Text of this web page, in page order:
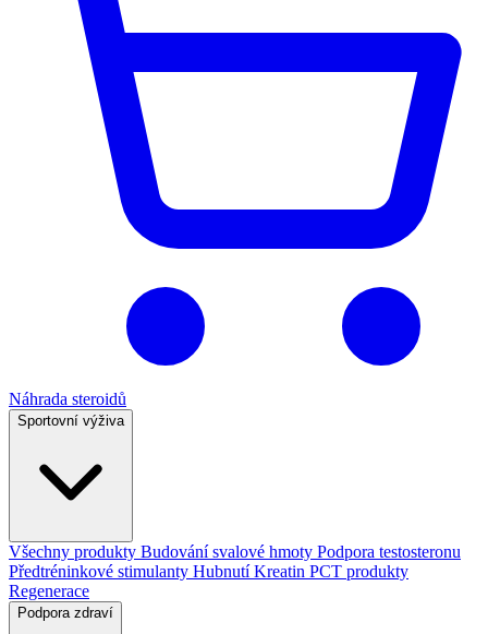
Náhrada steroidů
Sportovní výživa
Všechny produkty Budování svalové hmoty Podpora testosteronu
Předtréninkové stimulanty HubnutíKreatin PCT produkty
Regenerace
Podpora zdraví